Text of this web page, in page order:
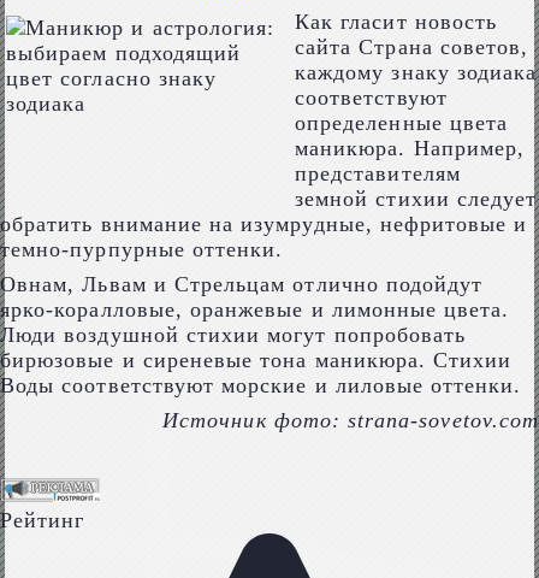
Как гласит новость
сайта Страна советов,
каждому знаку зодиака
соответствуют
определенные цвета
маникюра. Например,
представителям
земной стихии следует
обратить внимание на изумрудные, нефритовые и
темно-пурпурные оттенки.
Овнам, Львам и Стрельцам отлично подойдут
ярко-коралловые, оранжевые и лимонные цвета.
Люди воздушной стихии могут попробовать
бирюзовые и сиреневые тона маникюра. Стихии
Воды соответствуют морские и лиловые оттенки.
Источник фото: strana-sovetov.com
Рейтинг